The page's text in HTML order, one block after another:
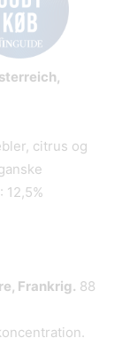
citrus og
Frankrig. 88